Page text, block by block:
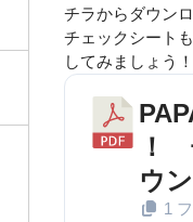
チラからダウン
チェックシート
してみましょう！
！
ウ
1